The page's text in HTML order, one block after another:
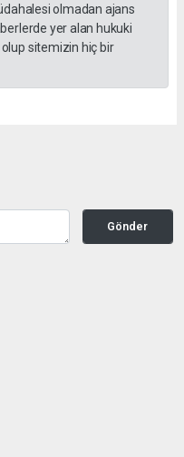
olmadan ajans
yer alan hukuki
sitemizin hiç bir
Gönder